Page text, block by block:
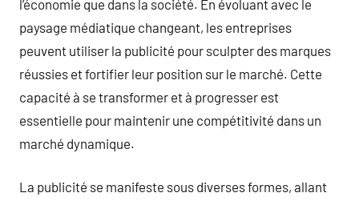
l’économie que dans la société. En évoluant avec le
paysage médiatique changeant, les entreprises
peuvent utiliser la publicité pour sculpter des marques
réussies et fortifier leur position sur le marché. Cette
capacité à se transformer et à progresser est
essentielle pour maintenir une compétitivité dans un
marché dynamique.
La publicité se manifeste sous diverses formes, allant